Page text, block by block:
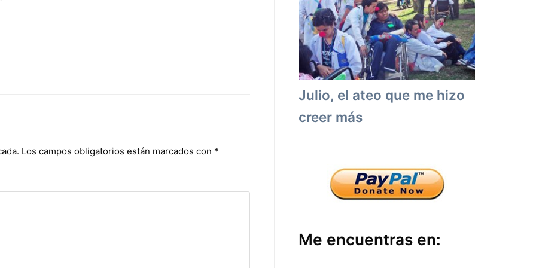
Los campos obligatorios están marcados con *
Julio, el ateo que me hizo
creer más
Me encuentras en: